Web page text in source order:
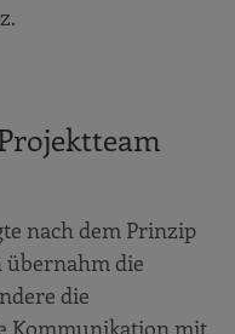
nach dem Prinzip
übernahm die
die
Kommunikation mit